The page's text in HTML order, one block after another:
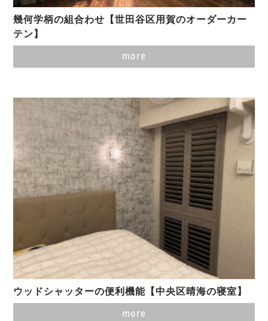
幾何学柄の組合わせ【世田谷区用賀のオーダーカー
テン】
more
ウッドシャッターの便利機能【中央区晴海の寝室】
more